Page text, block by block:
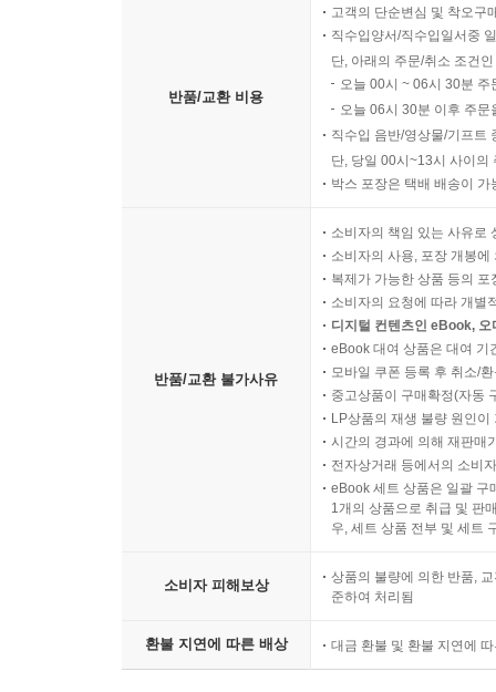
반품/교환 비용
고객의 단순변심 및 착오구
직수입양서/직수입일서중
단, 아래의 주문/취소 조건
오늘 00시 ~ 06시 30분
오늘 06시 30분 이후 주
직수입 음반/영상물/기프트
단, 당일 00시~13시 사이의
박스 포장은 택배 배송이
반품/교환 불가사유
소비자의 책임 있는 사유로
소비자의 사용, 포장 개봉
복제가 가능한 상품 등의
소비자의 요청에 따라 개별
디지털 컨텐츠인 eBook,
eBook 대여 상품은 대여 기
모바일 쿠폰 등록 후 취소/
중고상품이 구매확정(자동
LP상품의 재생 불량 원인
시간의 경과에 의해 재판매
전자상거래 등에서의 소비
eBook 세트 상품은 일괄 구
1개의 상품으로 취급 및 판
우, 세트 상품 전부 및 세트
소비자 피해보상
상품의 불량에 의한 반품,
준하여 처리됨
환불 지연에 따른 배상 대금 환불 및 환불 지연에